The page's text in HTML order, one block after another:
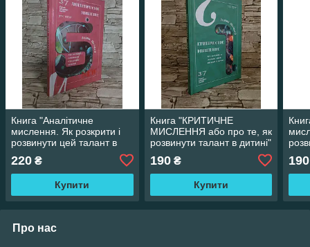
Книга "Аналітичне
мислення. Як розкрити і
розвинути цей талант в
220 ₴
Купити
Книга "КРИТИЧНЕ
МИСЛЕННЯ або про те, як
розвинути талант в дитині"
190₴
Купити
190
Про нас